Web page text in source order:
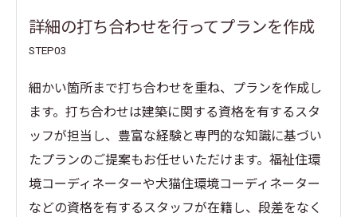
詳細の打ち合わせを行ってプランを作成
STEP03
細かい箇所まで打ち合わせを重ね、プランを作成し
ます。打ち合わせは建築に関する資格を有するスタ
ッフが担当し、豊富な経験と専門的な知識に基づい
たプランのご提案もお任せいただけます。福祉住環
境コーディネーターや犬猫住環境コーディネーター
などの資格を有するスタッフが在籍し、段差をなく